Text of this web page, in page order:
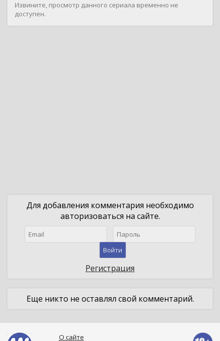
Извините, просмотр данного сериала временно не
доступен.
Для добавления комментария необходимо
авторизоваться на сайте.
Войти
Регистрация
Еще никто не оставлял свой комментарий.
О сайте